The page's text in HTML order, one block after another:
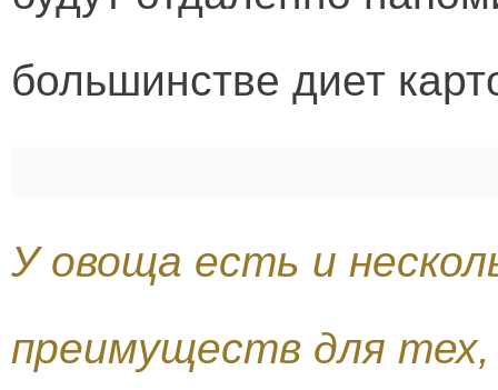
большинстве диет
У овоща есть и
преимуществ для